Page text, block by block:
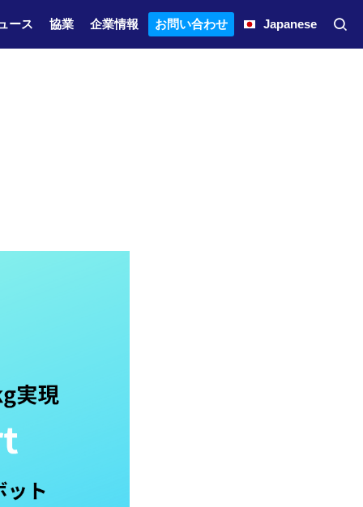
ース 協業 企業情報 お問い合わせ Japanese